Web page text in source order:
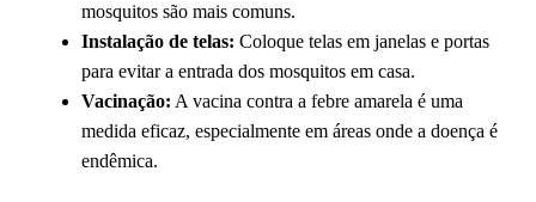
mosquitos são mais comuns.
Instalação de telas: Coloque telas em janelas e portas
para evitar a entrada dos mosquitos em casa.
Vacinação: A vacina contra a febre amarela é uma
medida eficaz, especialmente em áreas onde a doença é
endêmica.